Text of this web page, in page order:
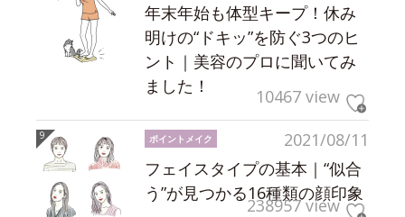
年末年始も体型キープ！休み
明けの“ドキッ”を防ぐ3つのヒ
ント｜美容のプロに聞いてみ
ました！
10467 view
2021/08/11
ポイントメイク
フェイスタイプの基本｜“似合
う”が見つかる16種類の顔印象
238957 view